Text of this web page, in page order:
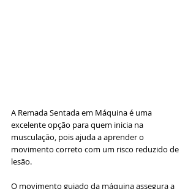
A Remada Sentada em Máquina é uma
excelente opção para quem inicia na
musculação, pois ajuda a aprender o
movimento correto com um risco reduzido de
lesão.
O movimento guiado da máquina assegura a